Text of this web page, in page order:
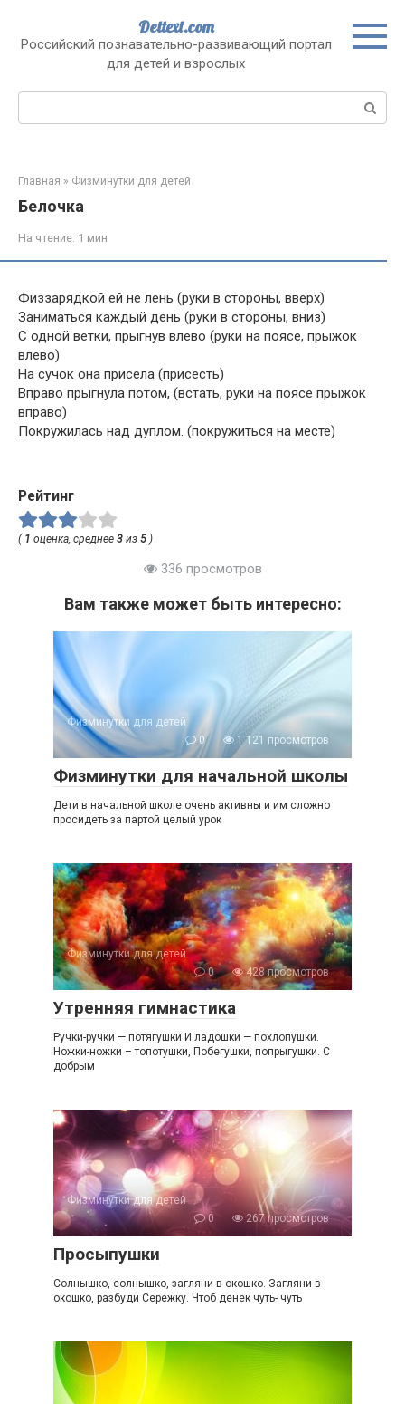
контенту
Dettext.com
Российский познавательно-развивающий портал
для детей и взрослых
Поиск:
Главная » Физминутки для детей
Белочка
На чтение: 1 мин
Физзарядкой ей не лень (руки в стороны, вверх)
Заниматься каждый день (руки в стороны, вниз)
С одной ветки, прыгнув влево (руки на поясе, прыжок
влево)
На сучок она присела (присесть)
Вправо прыгнула потом, (встать, руки на поясе прыжок
вправо)
Покружилась над дуплом. (покружиться на месте)
Рейтинг
( 1 оценка, среднее 3 из 5 )
336 просмотров
Вам также может быть интересно:
Физминутки для детей
0
1 121 просмотров
Физминутки для начальной школы
Дети в начальной школе очень активны и им сложно
просидеть за партой целый урок
Физминутки для детей
0
428 просмотров
Утренняя гимнастика
Ручки-ручки — потягушки И ладошки — похлопушки.
Ножки-ножки – топотушки, Побегушки, попрыгушки. С
добрым
Физминутки для детей
0
267 просмотров
Просыпушки
Солнышко, солнышко, загляни в окошко. Загляни в
окошко, разбуди Сережку. Чтоб денек чуть- чуть